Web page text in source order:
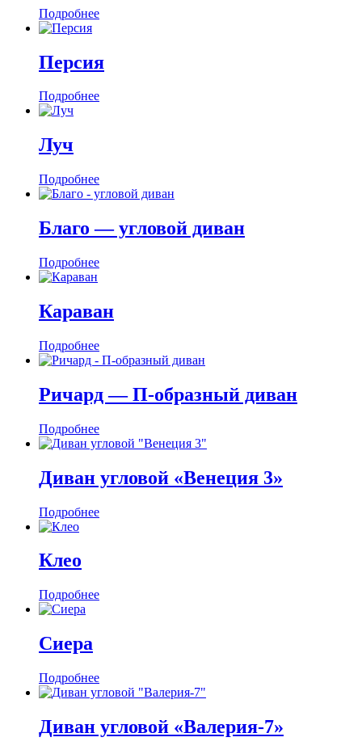
Подробнее
Персия
Подробнее
Луч
Подробнее
Благо — угловой диван
Подробнее
Караван
Подробнее
Ричард — П-образный диван
Подробнее
Диван угловой «Венеция 3»
Подробнее
Клео
Подробнее
Сиера
Подробнее
Диван угловой «Валерия-7»